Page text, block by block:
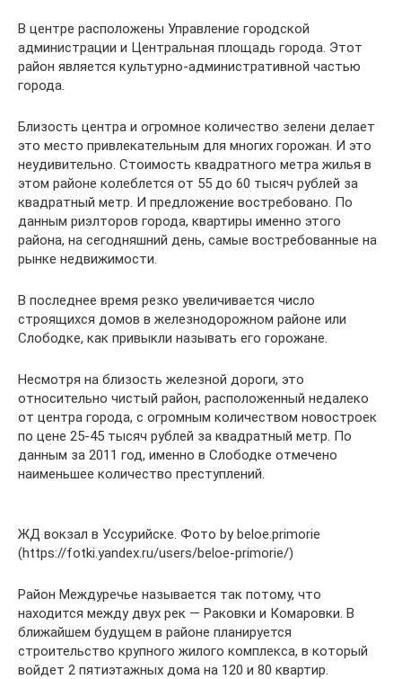
В центре расположены Управление городской
администрации и Центральная площадь города. Этот
район является культурно-административной частью
города.
Близость центра и огромное количество зелени делает
это место привлекательным для многих горожан. И это
неудивительно. Стоимость квадратного метра жилья в
этом районе колеблется от 55 до 60 тысяч рублей за
квадратный метр. И предложение востребовано. По
данным риэлторов города, квартиры именно этого
района, на сегодняшний день, самые востребованные на
рынке недвижимости.
В последнее время резко увеличивается число
строящихся домов в железнодорожном районе или
Слободке, как привыкли называть его горожане.
Несмотря на близость железной дороги, это
относительно чистый район, расположенный недалеко
от центра города, с огромным количеством новостроек
по цене 25-45 тысяч рублей за квадратный метр. По
данным за 2011 год, именно в Слободке отмечено
наименьшее количество преступлений.
ЖД вокзал в Уссурийске. Фото by beloe.primorie
(https://fotki.yandex.ru/users/beloe-primorie/)
Район Междуречье называется так потому, что
находится между двух рек — Раковки и Комаровки. В
ближайшем будущем в районе планируется
строительство крупного жилого комплекса, в который
войдет 2 пятиэтажных дома на 120 и 80 квартир.